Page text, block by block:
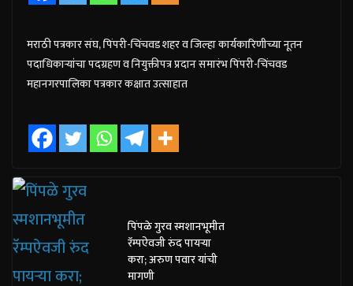
मराठी पत्रकार संघ, पिंपरी-चिंचवड शहर व जिल्हा कार्यकारिणीच्या नूतन
पदाधिकाऱ्यांचा पदग्रहण व नियुक्तीपत्र प्रदान समारंभ पिंपरी-चिंचवड
महानगरपालिका पत्रकार कक्षात उत्साहात
पिंपळे गुरव स्मशानभूमीत
रॅम्पऐवजी रुंद पायऱ्या
करा; अरुण पवार यांची
मागणी